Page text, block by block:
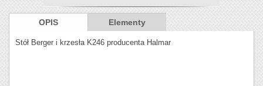
OPIS Elementy
Stół Berger i krzesła K246 producenta Halmar